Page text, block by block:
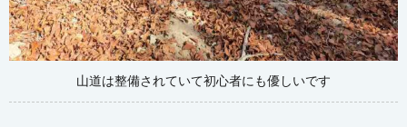
山道は整備されていて初心者にも優しいです